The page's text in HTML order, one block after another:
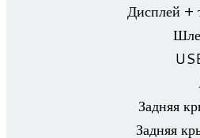
Дис­плей +
Шлейф для
Зад­няя
Зад­няя